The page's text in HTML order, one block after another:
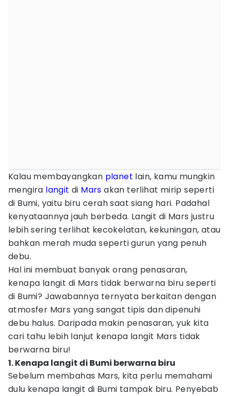
Kalau membayangkan planet lain, kamu mungkin
mengira langit di Mars akan terlihat mirip seperti
di Bumi, yaitu biru cerah saat siang hari. Padahal
kenyataannya jauh berbeda. Langit di Mars justru
lebih sering terlihat kecokelatan, kekuningan, atau
bahkan merah muda seperti gurun yang penuh
debu.
Hal ini membuat banyak orang penasaran,
kenapa langit di Mars tidak berwarna biru seperti
di Bumi? Jawabannya ternyata berkaitan dengan
atmosfer Mars yang sangat tipis dan dipenuhi
debu halus. Daripada makin penasaran, yuk kita
cari tahu lebih lanjut kenapa langit Mars tidak
berwarna biru!
1. Kenapa langit di Bumi berwarna biru
Sebelum membahas Mars, kita perlu memahami
dulu kenapa langit di Bumi tampak biru. Penyebab